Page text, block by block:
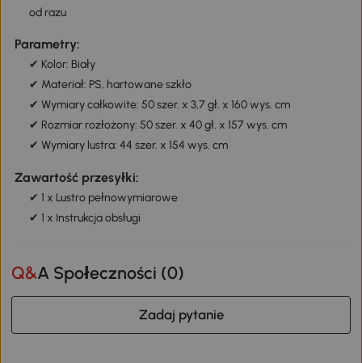
od razu
Parametry:
✔ Kolor: Biały
✔ Materiał: PS, hartowane szkło
✔ Wymiary całkowite: 50 szer. x 3,7 gł. x 160 wys. cm
✔ Rozmiar rozłożony: 50 szer. x 40 gł. x 157 wys. cm
✔ Wymiary lustra: 44 szer. x 154 wys. cm
Zawartość przesyłki:
✔ 1 x Lustro pełnowymiarowe
✔ 1 x Instrukcja obsługi
Q&A Społeczności (0)
Zadaj pytanie